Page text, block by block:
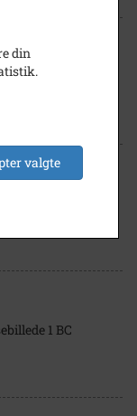
3m 1951
1 BC
din
valgte